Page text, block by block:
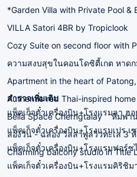
*Garden Villa with Private Pool &
VILLA Satori 4BR by Tropiclook
Cozy Suite on second floor with
ความสงบสุขในคอนโดซิตี้เกต หาด
Apartment in the heart of
Authentic red Thai-inspired
Bella Space Cherngtalay
หิมพา
ลองวัน - ฉลอง วิลล่าพูลวิวทะเล 3
Charming balcony studio in Title
สำรวจเพิ่มเติม
แพ็คเก็จตั๋วเครื่องบิน+โรงแรมลา ฮอ
แพ็คเก็จตั๋วเครื่องบิน+โรงแรมเปร
แพ็คเก็จตั๋วเครื่องบิน+โรงแรมฟอร์ซ
แพ็คเก็จตั๋วเครื่องบิน+โรงแรมคิริชิม